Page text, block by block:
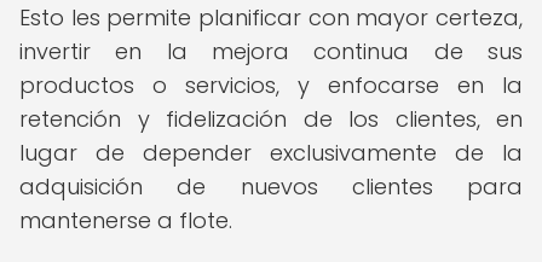
Esto les permite planificar con mayor certeza,
invertir en la mejora continua de sus
productos o servicios, y enfocarse en la
retención y fidelización de los clientes, en
lugar de depender exclusivamente de la
adquisición de nuevos clientes para
mantenerse a flote.